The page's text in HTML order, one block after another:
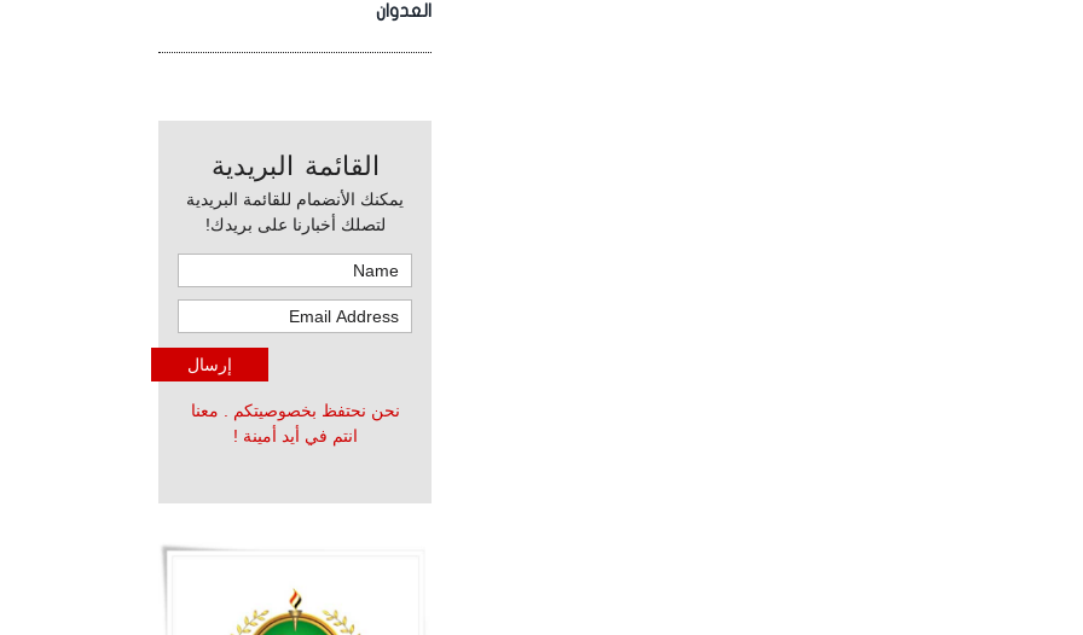
العدوان
القائمة البريدية
يمكنك الأنضمام للقائمة البريدية
لتصلك أخبارنا على بريدك!
نحن نحتفظ بخصوصيتكم . معنا
انتم في أيد أمينة !